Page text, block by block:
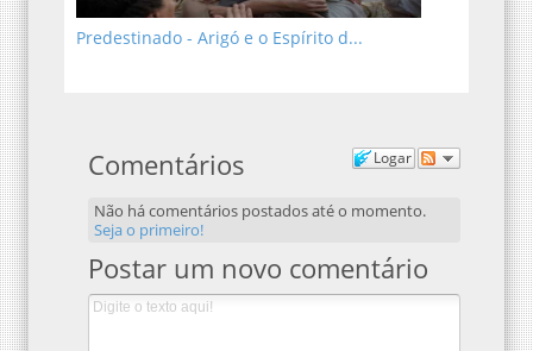
Predestinado - Arigó e o Espírito d...
Logar
Comentários
Não há comentários postados até o momento.
Seja o primeiro!
Postar um novo comentário